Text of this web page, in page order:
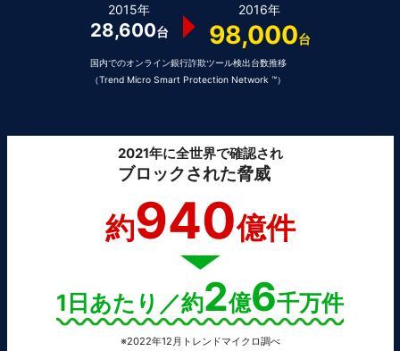
2015年
28,600台
2016年
98,000台
国内でのオンライン銀行詐欺ツール検出台数推移
（Trend Micro Smart Protection Network ™）
2021年に全世界で確認され
ブロックされた脅威
約940億件
1日あたり／約2億6千万件
※2022年12月トレンドマイクロ調べ